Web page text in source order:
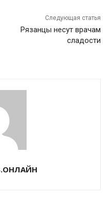
Следующая статья
Рязанцы несут врачам
сладости